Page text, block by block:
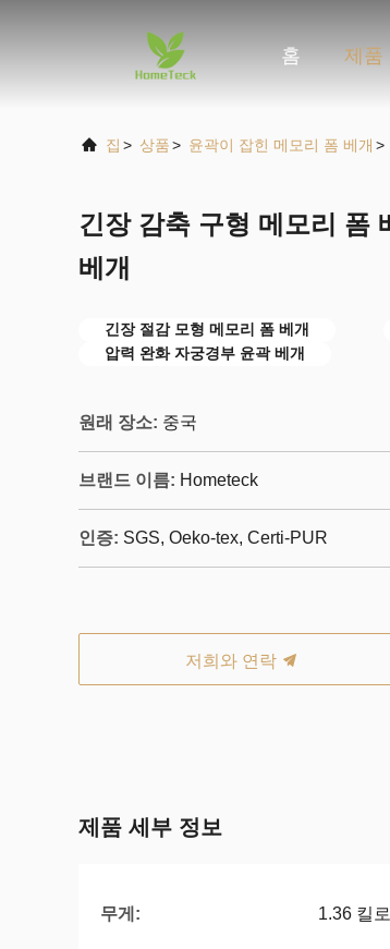
홈 제품
집 > 상품> 윤곽이 잡힌 메모리 폼 베개 >
긴장 감축 구형 메모리 폼
베개
긴장 절감 모형 메모리 폼 베개
압력 완화 자궁경부 윤곽 베개
원래 장소: 중국
브랜드 이름: Hometeck
인증: SGS, Oeko-tex, Certi-PUR
저희와 연락
제품 세부 정보
무게: 1.36 킬